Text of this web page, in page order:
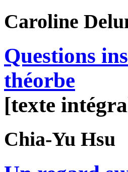
Caroline
Questions
théorbe
[texte
Chia-Yu Hsu